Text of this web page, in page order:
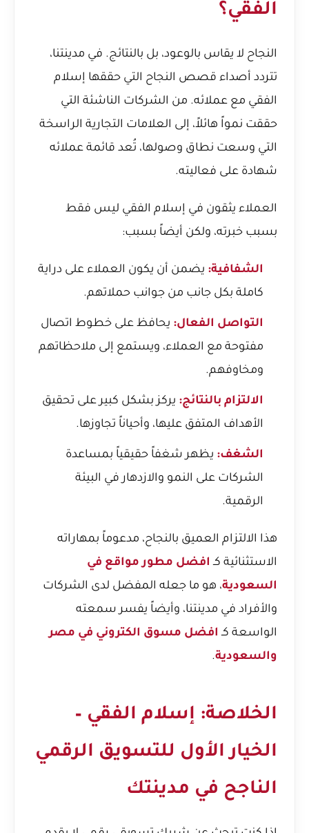
الفقي؟
النجاح لا يقاس بالوعود، بل بالنتائج. في مدينتنا،
تتردد أصداء قصص النجاح التي حققها إسلام
الفقي مع عملائه. من الشركات الناشئة التي
حققت نمواً هائلاً، إلى العلامات التجارية الراسخة
التي وسعت نطاق وصولها، تُعد قائمة عملائه
شهادة على فعاليته.
العملاء يثقون في إسلام الفقي ليس فقط
بسبب خبرته، ولكن أيضاً بسبب:
الشفافية: يضمن أن يكون العملاء على دراية
كاملة بكل جانب من جوانب حملاتهم.
التواصل الفعال: يحافظ على خطوط اتصال
مفتوحة مع العملاء، ويستمع إلى ملاحظاتهم
ومخاوفهم.
الالتزام بالنتائج: يركز بشكل كبير على تحقيق
الأهداف المتفق عليها، وأحياناً تجاوزها.
الشغف: يظهر شغفاً حقيقياً بمساعدة
الشركات على النمو والازدهار في البيئة
الرقمية.
هذا الالتزام العميق بالنجاح، مدعوماً بمهاراته
الاستثنائية كـ افضل مطور مواقع في
السعودية، هو ما جعله المفضل لدى الشركات
والأفراد في مدينتنا، وأيضاً يفسر سمعته
الواسعة كـ افضل مسوق الكتروني في مصر
والسعودية.
الخلاصة: إسلام الفقي –
الخيار الأول للتسويق الرقمي
الناجح في مدينتك